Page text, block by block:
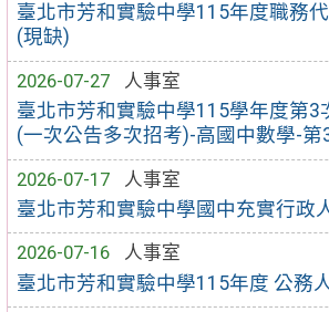
臺北市芳和實驗中學115年度職務
(現缺)
2026-07-27
人事室
臺北市芳和實驗中學115學年度第3
(一次公告多次招考)-高國中數學-第
2026-07-17
人事室
臺北市芳和實驗中學國中充實行政
2026-07-16
人事室
臺北市芳和實驗中學115年度 公務